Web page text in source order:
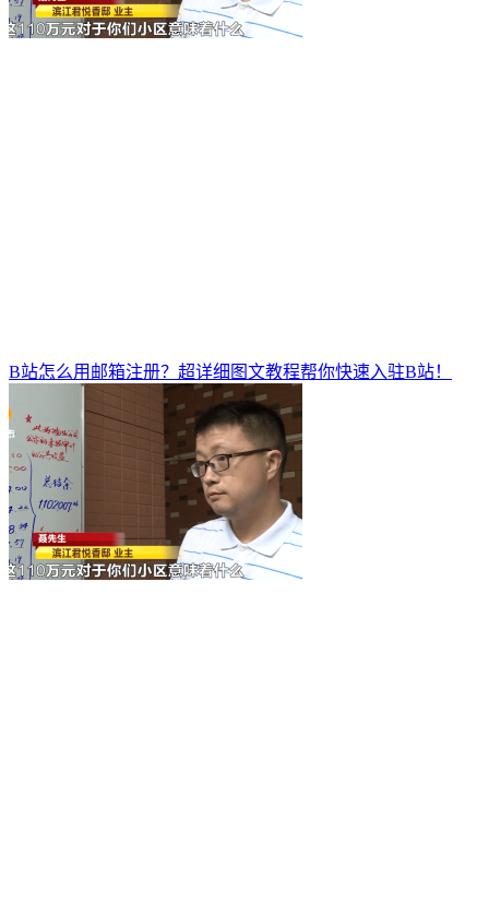
B站怎么用邮箱注册？超详细图文教程帮你快速入驻B站！